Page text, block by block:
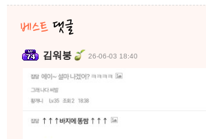
김워붕 26-06-03 18:40